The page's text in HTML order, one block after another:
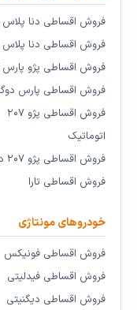
فروش اقساطی دنا پلاس
فروش اقساطی دنا پلاس
فروش اقساطی پژو پارس LX
فروش اقساطی پارس
فروش اقساطی پژو ۲۰۷
اتوماتیک
فروش اقساطی پژو ۲۰۷ دنده‌ای
فروش اقساطی تارا
خودروهای مونتاژی
فروش اقساطی فونیکس
فروش اقساطی فیدلیتی
فروش اقساطی دیگنیتی